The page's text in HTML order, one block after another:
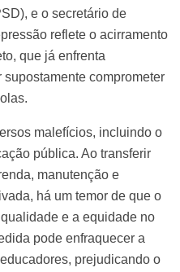
e o secretário de
reflete o acirramento
que já enfrenta
comprometer
malefícios, incluindo o
pública. Ao transferir
manutenção e
há um temor de que o
e a equidade no
pode enfraquecer a
prejudicando o